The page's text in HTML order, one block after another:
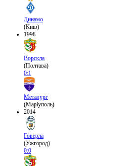
Динамо
(Київ)
1998
Ворскла
(Полтава)
0:1
Металург
(Маріуполь)
2014
Говерла
(Ужгород)
0:0